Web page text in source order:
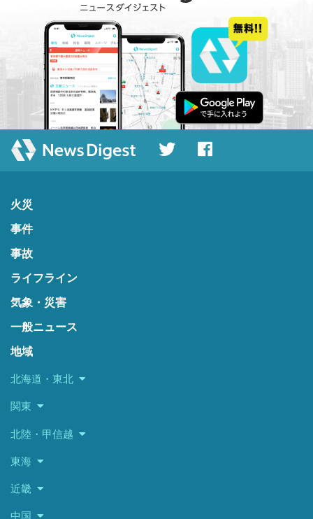
火災
事件
事故
ライフライン
気象・災害
一般ニュース
地域
北海道・東北
関東
北陸・甲信越
東海
近畿
中国